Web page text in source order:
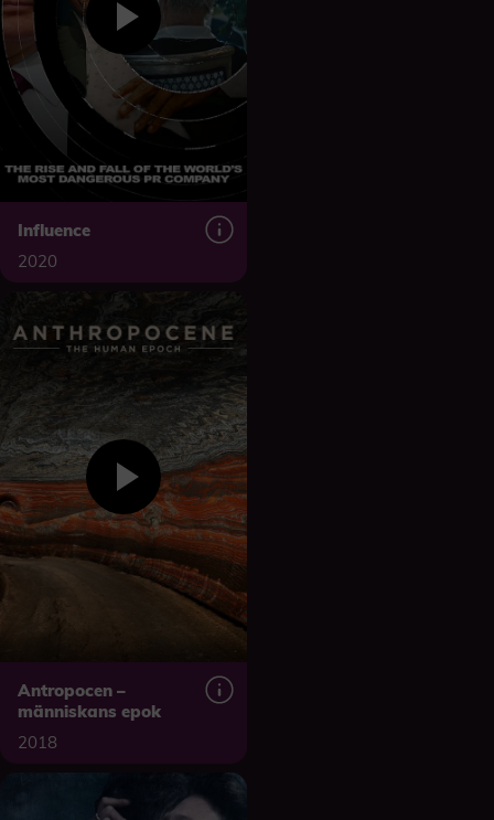
Influence
2020
Antropocen –
människans epok
2018